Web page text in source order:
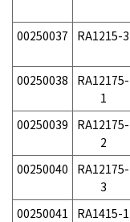
00250037 RA1215-3
00250038
RA12175-
1
00250039
RA12175-
2
00250040
RA12175-
3
00250041 RA1415-1